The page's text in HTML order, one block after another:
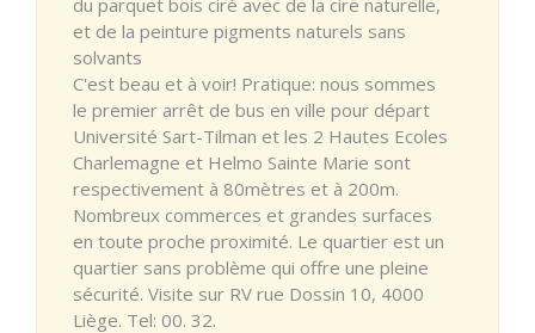
et de la peinture pigments naturels sans
solvants
C'est beau et à voir! Pratique: nous sommes
le premier arrêt de bus en ville pour départ
Université Sart-Tilman et les 2 Hautes Ecoles
Charlemagne et Helmo Sainte Marie sont
respectivement à 80mètres et à 200m.
Nombreux commerces et grandes surfaces
en toute proche proximité. Le quartier est un
quartier sans problème qui offre une pleine
sécurité. Visite sur RV rue Dossin 10, 4000
Liège. Tel: 00. 32.